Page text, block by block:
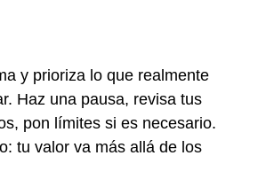
y prioriza lo que realmente
Haz una pausa, revisa tus
pon límites si es necesario.
tu valor va más allá de los